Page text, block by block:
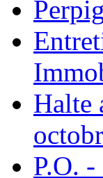
Halte
P.O.